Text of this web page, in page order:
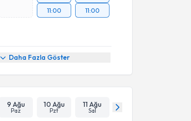
11:00
11:00
Daha Fazla Göster
9 Ağu
Paz
10 Ağu
Pzt
11 Ağu
Sal